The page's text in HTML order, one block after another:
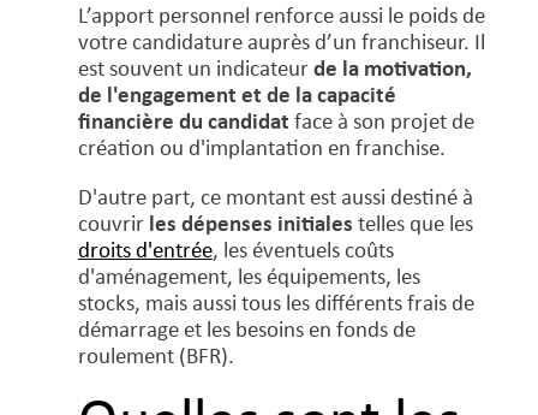
L’apport personnel renforce aussi le poids de
votre candidature auprès d’un franchiseur. Il
est souvent un indicateurde la motivation,
de l'engagement et de la capacité
financière du candidat face à son projet de
création ou d'implantation en franchise.
D'autre part, ce montant est aussi destiné à
couvrir les dépenses initiales telles que les
droits d'entrée, les éventuels coûts
d'aménagement, les équipements, les
stocks, mais aussi tous les différents frais de
démarrage et les besoins en fonds de
roulement (BFR).